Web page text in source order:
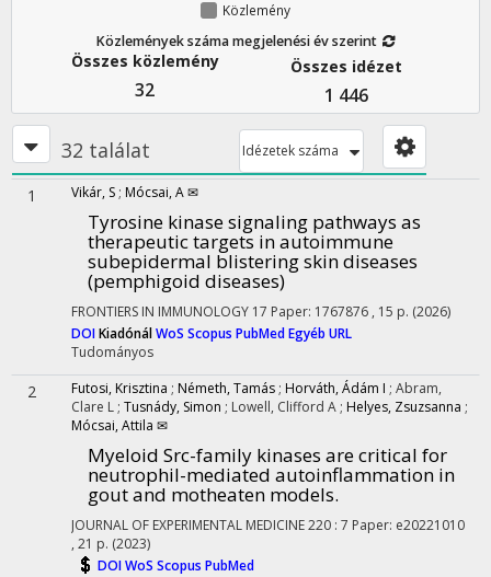
Közlemény
Közlemények száma megjelenési év szerint
Összes közlemény
32
Összes idézet
1 446
32 találat Idézetek száma
1 Vikár, S ; Mócsai, A ✉
Tyrosine kinase signaling pathways as
therapeutic targets in autoimmune
subepidermal blistering skin diseases
(pemphigoid diseases)
FRONTIERS IN IMMUNOLOGY 17 Paper: 1767876 , 15 p. (2026)
DOIKiadónálWoS Scopus PubMedEgyéb URL
Tudományos
2 Futosi, Krisztina ; Németh, Tamás ; Horváth, Ádám I ; Abram,
Clare L ; Tusnády, Simon ; Lowell, Clifford A ; Helyes, Zsuzsanna ;
Mócsai, Attila ✉
Myeloid Src-family kinases are critical for
neutrophil-mediated autoinflammation in
gout and motheaten models.
JOURNAL OF EXPERIMENTAL MEDICINE220 : 7 Paper: e20221010
, 21 p. (2023)
DOIWoS Scopus PubMed